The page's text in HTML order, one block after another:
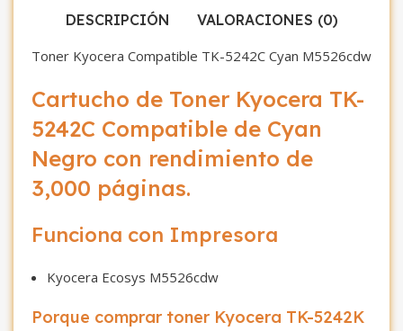
DESCRIPCIÓN
VALORACIONES (0)
Toner Kyocera Compatible TK-5242C Cyan M5526cdw
Cartucho de Toner Kyocera TK-
5242C Compatible de Cyan
Negro con rendimiento de
3,000 páginas.
Funciona con Impresora
Kyocera Ecosys M5526cdw
Porque comprar toner Kyocera TK-5242K